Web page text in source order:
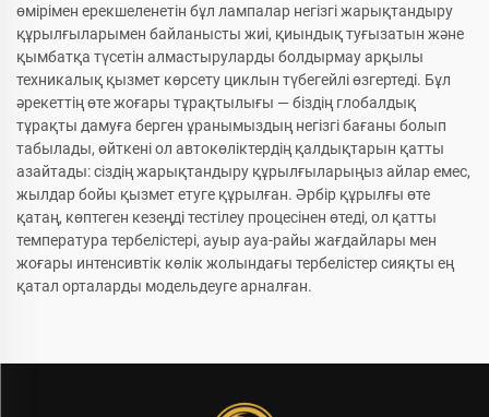
өмірімен ерекшеленетін бұл лампалар негізгі жарықтандыру
құрылғыларымен байланысты жиі, қиындық туғызатын және
қымбатқа түсетін алмастыруларды болдырмау арқылы
техникалық қызмет көрсету циклын түбегейлі өзгертеді. Бұл
әрекеттің өте жоғары тұрақтылығы — біздің глобалдық
тұрақты дамуға берген ұранымыздың негізгі бағаны болып
табылады, өйткені ол автокөліктердің қалдықтарын қатты
азайтады: сіздің жарықтандыру құрылғыларыңыз айлар емес,
жылдар бойы қызмет етуге құрылған. Әрбір құрылғы өте
қатаң, көптеген кезеңді тестілеу процесінен өтеді, ол қатты
температура тербелістері, ауыр ауа-райы жағдайлары мен
жоғары интенсивтік көлік жолындағы тербелістер сияқты ең
қатал орталарды модельдеуге арналған.